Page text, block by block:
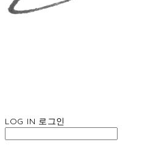
LOG IN 로그인